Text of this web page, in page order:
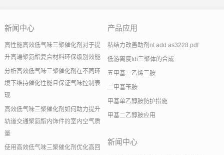
新闻中心
高性能高效低气味三聚催化剂对于提
升高端聚氨酯复合材料环保级别效能
分析高效低气味三聚催化剂在不同环
境下维持催化性能且保证气味控制表
现
高效低气味三聚催化剂如何助力提升
轨道交通聚氨酯内饰件的室内空气质
量
使用高效低气味三聚催化剂优化高回
产品应用
粘结力改善助剂nt add as3228.pdf
低游离度tdi三聚体的合成
五甲基二乙烯三胺
二甲基苄胺
甲基单乙醇胺防护措施
甲基二乙醇胺应用
新闻中心